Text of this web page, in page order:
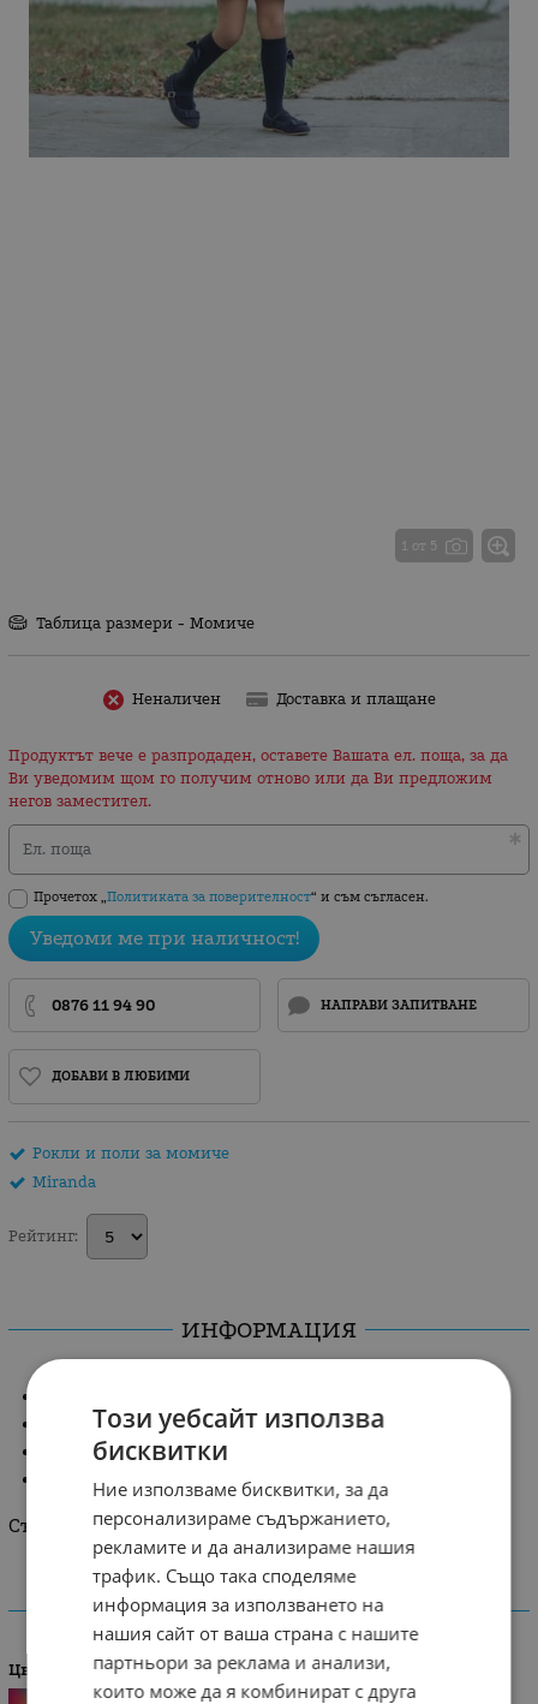
1 от 5
Таблица размери - Момиче
Неналичен Доставка и плащане
Продуктът вече е разпродаден, оставете Вашата ел. поща, за да
Ви уведомим щом го получим отново или да Ви предложим
негов заместител.
Ел. поща
Прочетох „ Политиката за поверителност“ и съм съгласен.
Уведоми ме при наличност!
0876 11 94 90 НАПРАВИ ЗАПИТВАНЕ
ДОБАВИ В ЛЮБИМИ
Рокли и поли за момиче
Miranda
Рейтинг:
ИНФОРМАЦИЯ
Модела е прав с фина подплата.
Набори на ръкавите, съчетани с кадифе.
Закопчаване с цип на гърба.
Състав: 65% полиестер, 33% вискоза, 2% еластан
ХАРАКТЕРИСТИКИ
Цвят
Този уебсайт използва
бисквитки
Ние използваме бисквитки, за да
персонализираме съдържанието,
рекламите и да анализираме нашия
трафик. Също така споделяме
информация за използването на
нашия сайт от ваша страна с нашите
партньори за реклама и анализи,
които може да я комбинират с друга